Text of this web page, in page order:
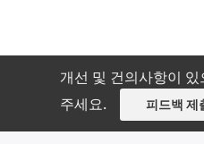
개선 및 건의사항이
주세요.
피드백 제